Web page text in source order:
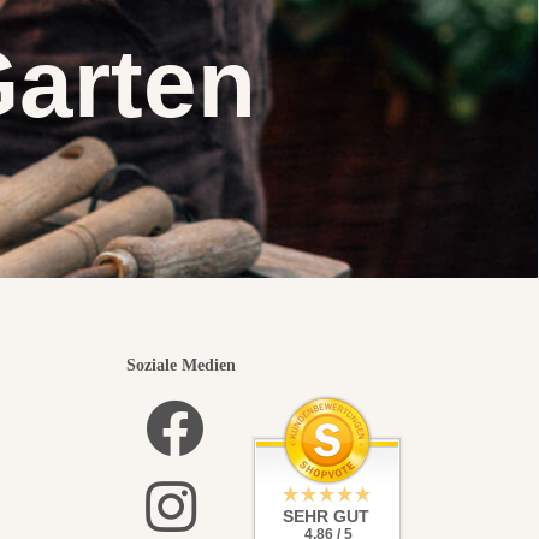
Soziale Medien
SEHR GUT
4.86 / 5